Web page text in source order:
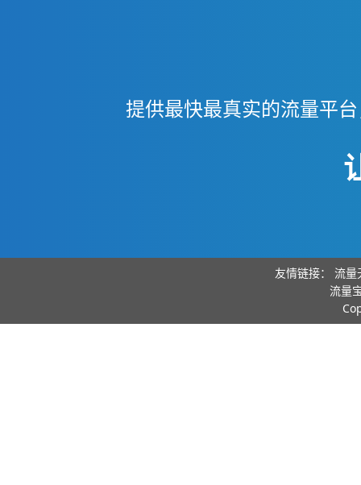
提供最快最真实的流量平
友情链接： 流量
流量